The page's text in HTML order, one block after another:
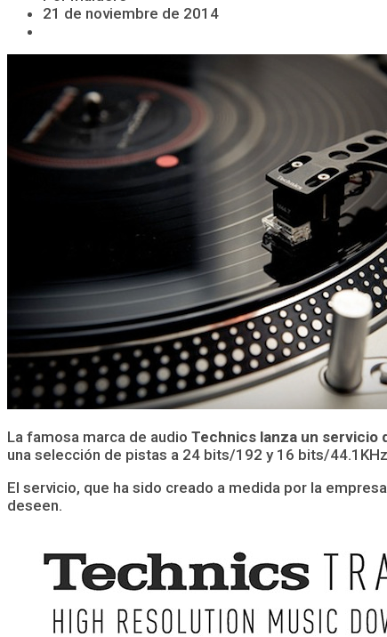
21 de noviembre de 2014
La famosa marca de audio Technics lanza un servicio
una selección de pistas a 24 bits/192 y 16 bits/
El servicio, que ha sido creado a medida por la empresa
deseen.